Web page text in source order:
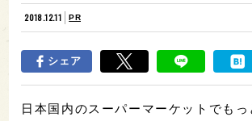
2018.12.11 PR
シェア
日本国内のスーパーマーケットでもっ